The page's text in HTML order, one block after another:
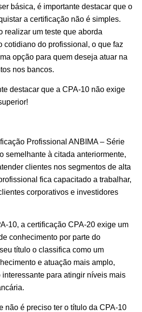
básica, é importante destacar que o
a certificação não é simples.
realizar um teste que aborda
cotidiano do profissional, o que faz
opção para quem deseja atuar na
nos bancos.
destacar que a CPA-10 não exige
Profissional ANBIMA – Série
semelhante à citada anteriormente,
clientes nos segmentos de alta
fica capacitado a trabalhar,
corporativos e investidores
10, a certificação CPA-20 exige um
conhecimento por parte do
título o classifica como um
e atuação mais amplo,
para atingir níveis mais
não é preciso ter o título da CPA-10